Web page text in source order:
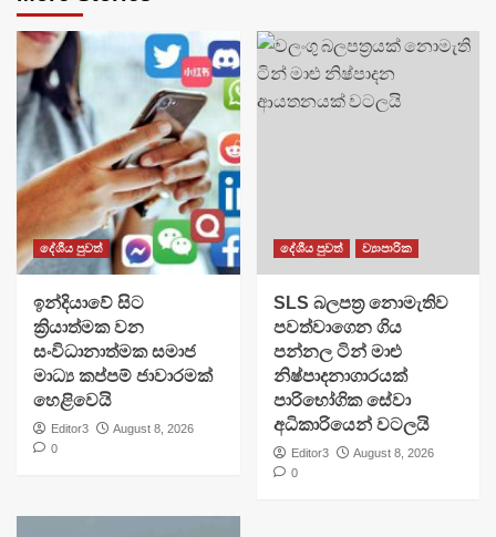
දේශීය පුවත්
​ඉන්දියාවේ සිට
ක්‍රියාත්මක වන
සංවිධානාත්මක සමාජ
මාධ්‍ය කප්පම් ජාවාරමක්
හෙළිවෙයි
Editor3
August 8, 2026
0
දේශීය පුවත් ව්‍යාපාරික
SLS බලපත්‍ර නොමැතිව
පවත්වාගෙන ගිය
පන්නල ටින් මාළු
නිෂ්පාදනාගාරයක්
පාරිභෝගික සේවා
අධිකාරියෙන් වටලයි
Editor3
August 8, 2026
0